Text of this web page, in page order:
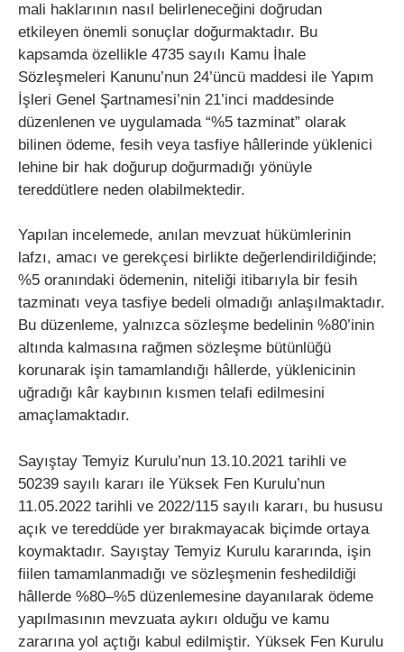
mali haklarının nasıl belirleneceğini doğrudan
etkileyen önemli sonuçlar doğurmaktadır. Bu
kapsamda özellikle 4735 sayılı Kamu İhale
Sözleşmeleri Kanunu’nun 24’üncü maddesi ile Yapım
İşleri Genel Şartnamesi’nin 21’inci maddesinde
düzenlenen ve uygulamada “%5 tazminat” olarak
bilinen ödeme, fesih veya tasfiye hâllerinde yüklenici
lehine bir hak doğurup doğurmadığı yönüyle
tereddütlere neden olabilmektedir.
Yapılan incelemede, anılan mevzuat hükümlerinin
lafzı, amacı ve gerekçesi birlikte değerlendirildiğinde;
%5 oranındaki ödemenin, niteliği itibarıyla bir fesih
tazminatı veya tasfiye bedeli olmadığı anlaşılmaktadır.
Bu düzenleme, yalnızca sözleşme bedelinin %80’inin
altında kalmasına rağmen sözleşme bütünlüğü
korunarak işin tamamlandığı hâllerde, yüklenicinin
uğradığı kâr kaybının kısmen telafi edilmesini
amaçlamaktadır.
Sayıştay Temyiz Kurulu’nun 13.10.2021 tarihli ve
50239 sayılı kararı ile Yüksek Fen Kurulu’nun
11.05.2022 tarihli ve 2022/115 sayılı kararı, bu hususu
açık ve tereddüde yer bırakmayacak biçimde ortaya
koymaktadır. Sayıştay Temyiz Kurulu kararında, işin
fiilen tamamlanmadığı ve sözleşmenin feshedildiği
hâllerde %80–%5 düzenlemesine dayanılarak ödeme
yapılmasının mevzuata aykırı olduğu ve kamu
zararına yol açtığı kabul edilmiştir. Yüksek Fen Kurulu